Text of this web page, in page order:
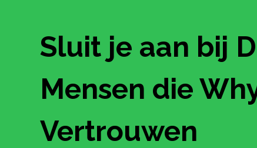
Sluit je aan bij
Mensen die
Vertrouwen